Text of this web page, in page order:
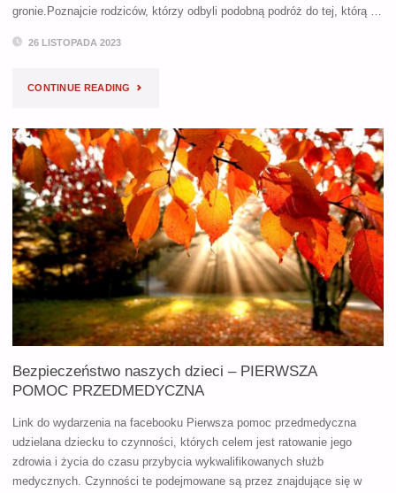
gronie.Poznajcie rodziców, którzy odbyli podobną podróż do tej, którą …
26 LISTOPADA 2023
CONTINUE READING "SPOTKANIE
RODZICÓW
DZIECI
WADĄ
SŁUCHU
Bezpieczeństwo naszych dzieci – PIERWSZA
POMOC PRZEDMEDYCZNA
Link do wydarzenia na facebooku Pierwsza pomoc przedmedyczna
udzielana dziecku to czynności, których celem jest ratowanie jego
zdrowia i życia do czasu przybycia wykwalifikowanych służb
medycznych. Czynności te podejmowane są przez znajdujące się w